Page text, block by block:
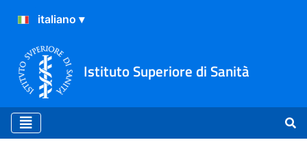
Istituto Superiore di Sanità